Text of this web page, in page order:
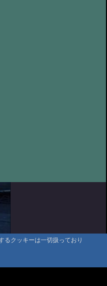
@管理人 '22 1/1 16:29
るクッキーは一切扱っており